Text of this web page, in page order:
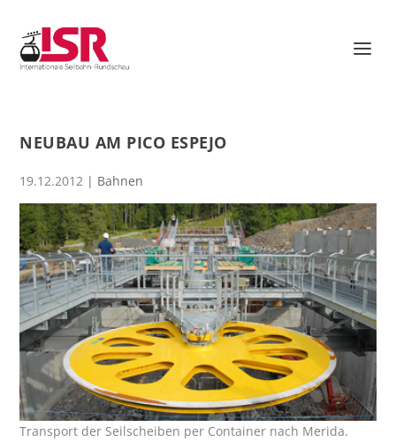
NEUBAU AM PICO ESPEJO
19.12.2012 | Bahnen
Transport der Seilscheiben per Container nach Merida.